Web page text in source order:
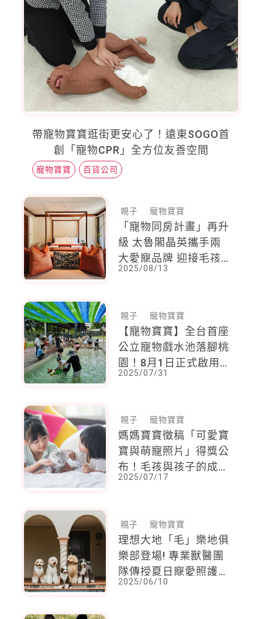
帶寵物寶寶逛街更安心了！遠東SOGO首
創「寵物CPR」全方位友善空間
寵物寶寶 百貨公司
親子 寵物寶寶
「寵物同房計畫」再升
級 太魯閣晶英攜手兩
大愛寵品牌 迎接毛孩
子入住
2025/08/13
親子 寵物寶寶
【寵物寶寶】全台首座
公立寵物戲水池落腳桃
園！8月1日正式啟用，
免費開放，須網路預約
2025/07/31
親子 寵物寶寶
媽媽寶寶徵稿「可愛寶
寶與萌寵照片」得獎公
布！毛孩與孩子的成長
日記融化你心
2025/07/17
親子 寵物寶寶
理想大地「毛」樂地俱
樂部登場! 專業獸醫團
隊傳授夏日寵愛照護
帶家中毛小孩來去渡假
2025/06/10